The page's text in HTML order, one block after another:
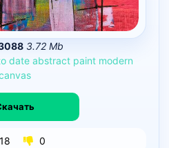
3.72 Mb
date abstract paint modern
0